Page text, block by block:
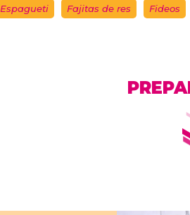
Espagueti Fajitas de res Fideos